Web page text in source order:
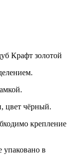
Крафт золотой
цвет чёрный.
крепление
упаковано в